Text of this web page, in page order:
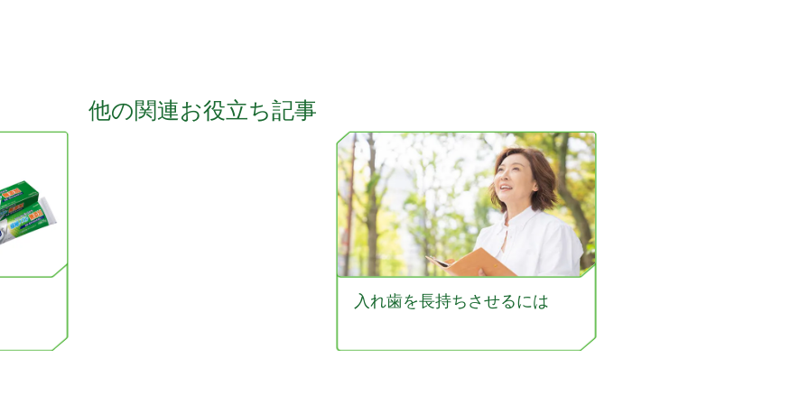
他の関連お役立ち記事
入れ歯を長持ちさせるには